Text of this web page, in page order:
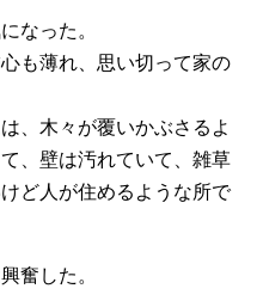
なった。
も薄れ、思い切って家の
、木々が覆いかぶさるよ
、壁は汚れていて、雑草
ど人が住めるような所で
奮した。